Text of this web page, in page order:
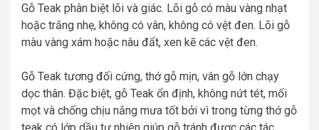
Gỗ Teak phân biệt lõi và giác. Lõi gỗ có màu vàng nhạt
hoặc trắng nhẹ, không có vân, không có vệt đen. Lõi gỗ
màu vàng xám hoặc nâu đất, xen kẽ các vệt đen.
Gỗ Teak tương đối cứng, thớ gỗ mịn, vân gỗ lớn chạy
dọc thân. Đặc biệt, gỗ Teak ổn định, không nứt tét, mối
mọt và chống chịu nắng mưa tốt bởi vì trong từng thớ gỗ